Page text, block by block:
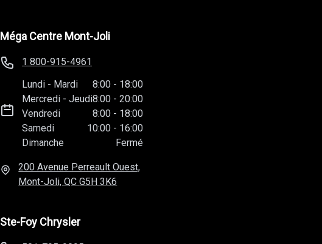
Méga Centre Mont-Joli
1 800-915-4961
Lundi - Mardi 8:00 - 18:00
Mercredi - Jeudi8:00 - 20:00
Vendredi
8:00 - 18:00
Samedi
10:00 - 16:00
Dimanche
Fermé
200 Avenue Perreault Ouest,
Mont-Joli, QC G5H 3K6
Ste-Foy Chrysler